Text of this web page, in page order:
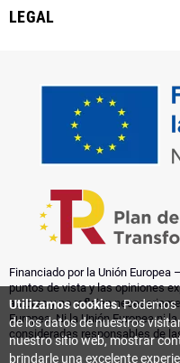
LEGAL
Financiado por la Unión Europea
puntos de vista y las opiniones
autores y no reflejan
Europea. Ni la Unión Europea ni
consideradas responsables de
Utilizamos cookies.Podemos
de los datos de nuestros
nuestro sitio web, mostrar
brindarle una excelente